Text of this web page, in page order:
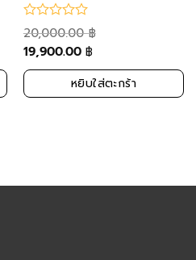
20,000.00฿
19,900.00 ฿
หยิบใส่ตะกร้า